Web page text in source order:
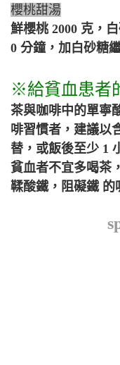
櫻桃甜湯
鮮櫻桃 2000 克，
0 分鐘，加白砂糖
※給貧血患者
茶與咖啡中的單寧
啡習慣者，建議以
替，或飯後至少 1
貧血者不宜多喝茶
鞣酸鐵，阻礙鐵 的